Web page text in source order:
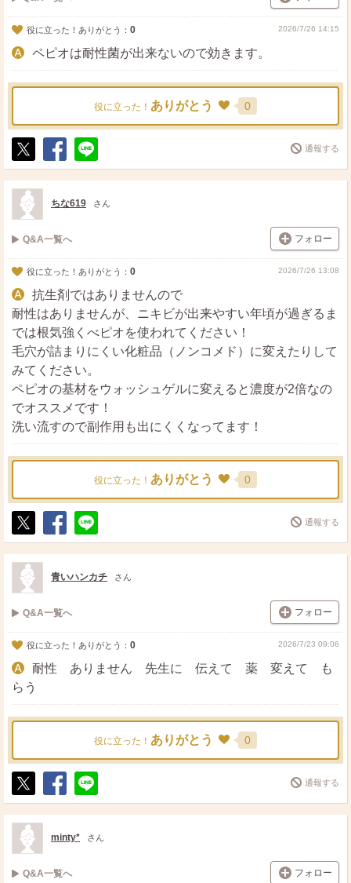
役に立った！ありがとう： 0 2026/7/26 14:15
ペピオは耐性菌が出来ないので効きます。
役に立った！ ありがとう 0
ポ
ス
ト
シ
ェ
送
る
通報する
ちな619 さん
Q&A一覧へ フォロー
役に立った！ありがとう： 0 2026/7/26 13:08
抗生剤ではありませんので
耐性はありませんが、ニキビが出来やすい年頃が過ぎるま
では根気強くべピオを使われてください！
毛穴が詰まりにくい化粧品（ノンコメド）に変えたりして
みてください。
ペピオの基材をウォッシュゲルに変えると濃度が2倍なの
でオススメです！
洗い流すので副作用も出にくくなってます！
役に立った！ ありがとう 0
ポ
ス
ト
シ
ェ
送
る
通報する
青いハンカチ さん
Q&A一覧へ フォロー
役に立った！ありがとう： 0 2026/7/23 09:06
耐性 ありません 先生に 伝えて 薬 変えて も
らう
役に立った！ ありがとう 0
ポ
ス
ト
シ
ェ
送
る
通報する
minty* さん
Q&A一覧へ フォロー